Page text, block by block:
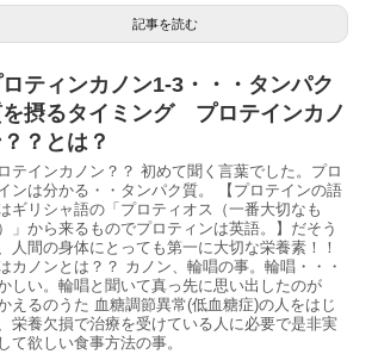
記事を読む
ティンカノン1-3・・・タンパク
摂るタイミング プロテインカノ
？とは？
テインカノン？？ 初めて聞く言葉でした。プロ
ンは分かる・・タンパク質。 【プロテインの語
ギリシャ語の「プロティオス（一番大切なも
」から来るものでプロティンは英語。】だそう
人間の身体にとっても第一に大切な栄養素！！
カノンとは？？ カノン、輪唱の事。輪唱・・・
しい。輪唱と聞いて真っ先に思い出したのが
かえるのうた 血糖調節異常(低血糖症)の人をはじ
栄養欠損で治療を受けている人に必要で是非実
て欲しい食事方法の事。